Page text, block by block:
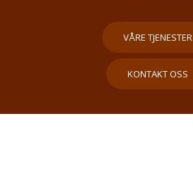
VÅRE TJENESTER
KONTAKT OSS